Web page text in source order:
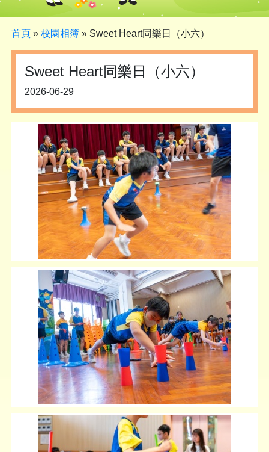
首頁 » 校園相簿 » Sweet Heart同樂日（小六）
Sweet Heart同樂日（小六）
2026-06-29